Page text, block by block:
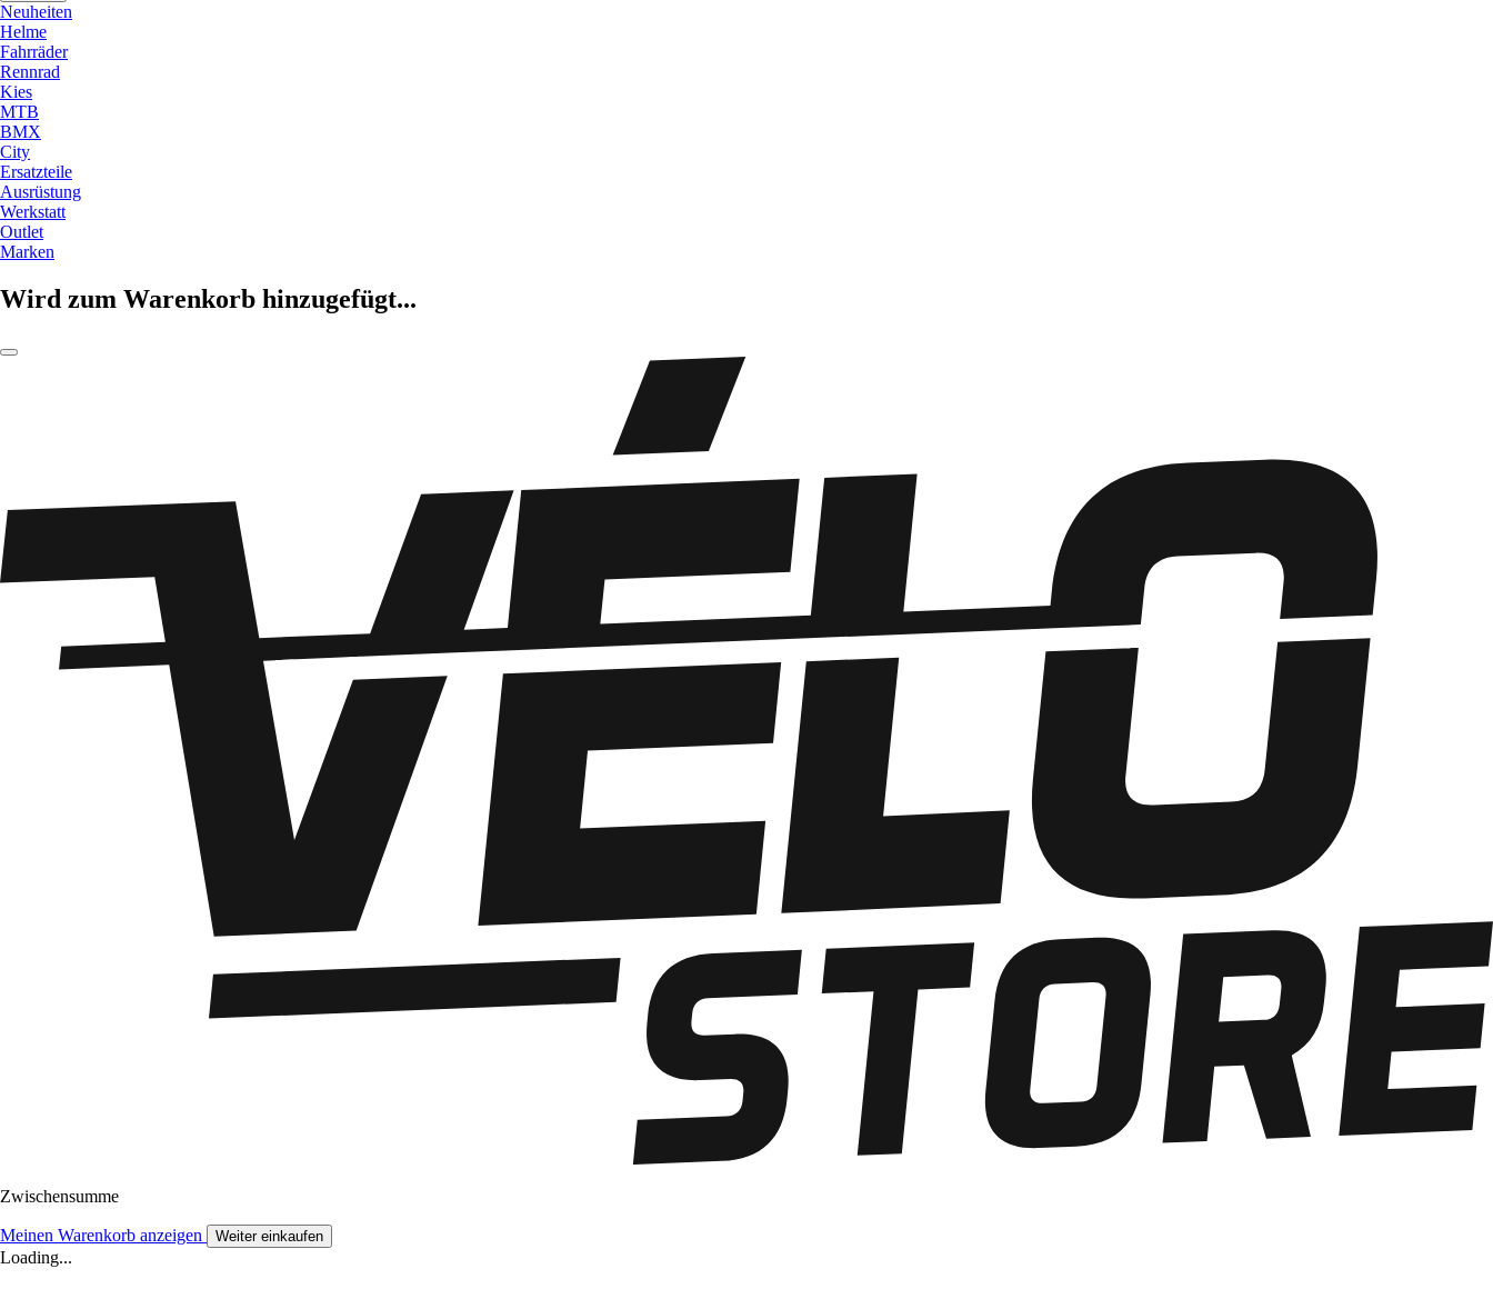
Neuheiten
Helme
Fahrräder
Rennrad
Kies
MTB
BMX
City
Ersatzteile
Ausrüstung
Werkstatt
Outlet
Marken
Wird zum Warenkorb hinzugefügt...
Zwischensumme
Meinen Warenkorb anzeigen Weiter einkaufen
Loading...